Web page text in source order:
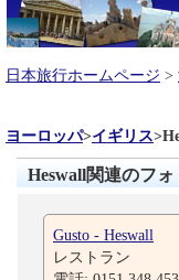
日本旅行ホームページ >
ヨーロッパ>イギリス>
Heswall関連のフ
Gusto - Heswall
レストラン